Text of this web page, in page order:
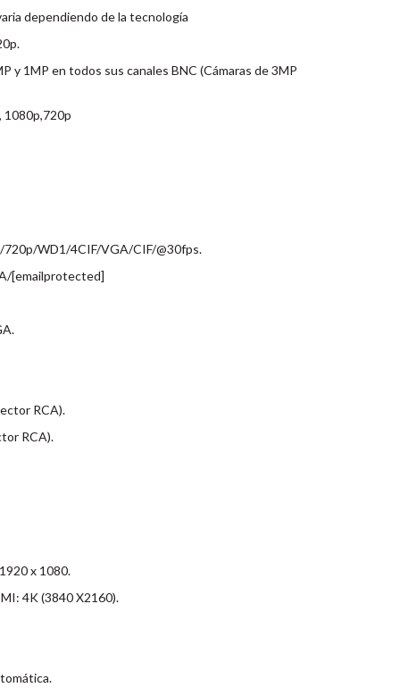
dependiendo de la tecnología
y 1MP en todos sus canales BNC (Cámaras de 3MP
1080p,720p
WD1/4CIF/VGA/CIF/@30fps.
[emailprotected]
RCA).
RCA).
x 1080.
4K (3840 X2160).